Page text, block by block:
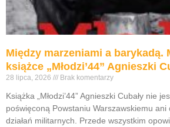
Między marzeniami a barykadą.
książce „Młodzi’44” Agnieszki
28 lipca, 2026 Brak komentarzy
Książka „Młodzi’44” Agnieszki Cubały nie
poświęconą Powstaniu Warszawskiemu ani
działań militarnych. Przede wszystkim